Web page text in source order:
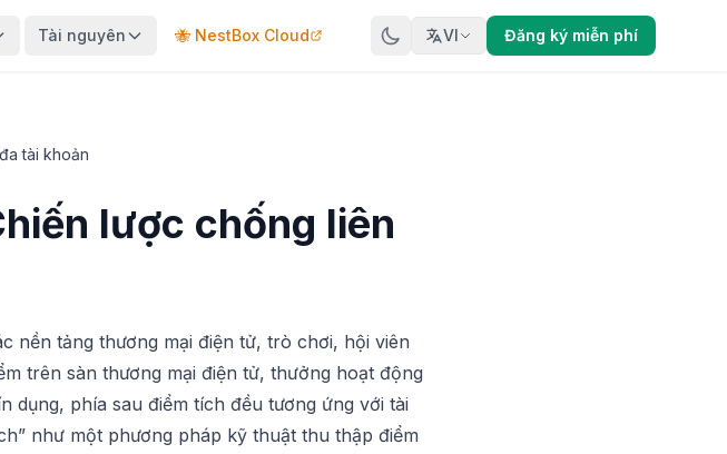
Tài nguyên 🐝 NestBox Cloud VI Đăng ký miễn phí
tài khoản
lược chống liên
nền tảng thương mại điện tử, trò chơi, hội viên
trên sàn thương mại điện tử, thưởng hoạt động
dụng, phía sau điểm tích đều tương ứng với tài
như một phương pháp kỹ thuật thu thập điểm